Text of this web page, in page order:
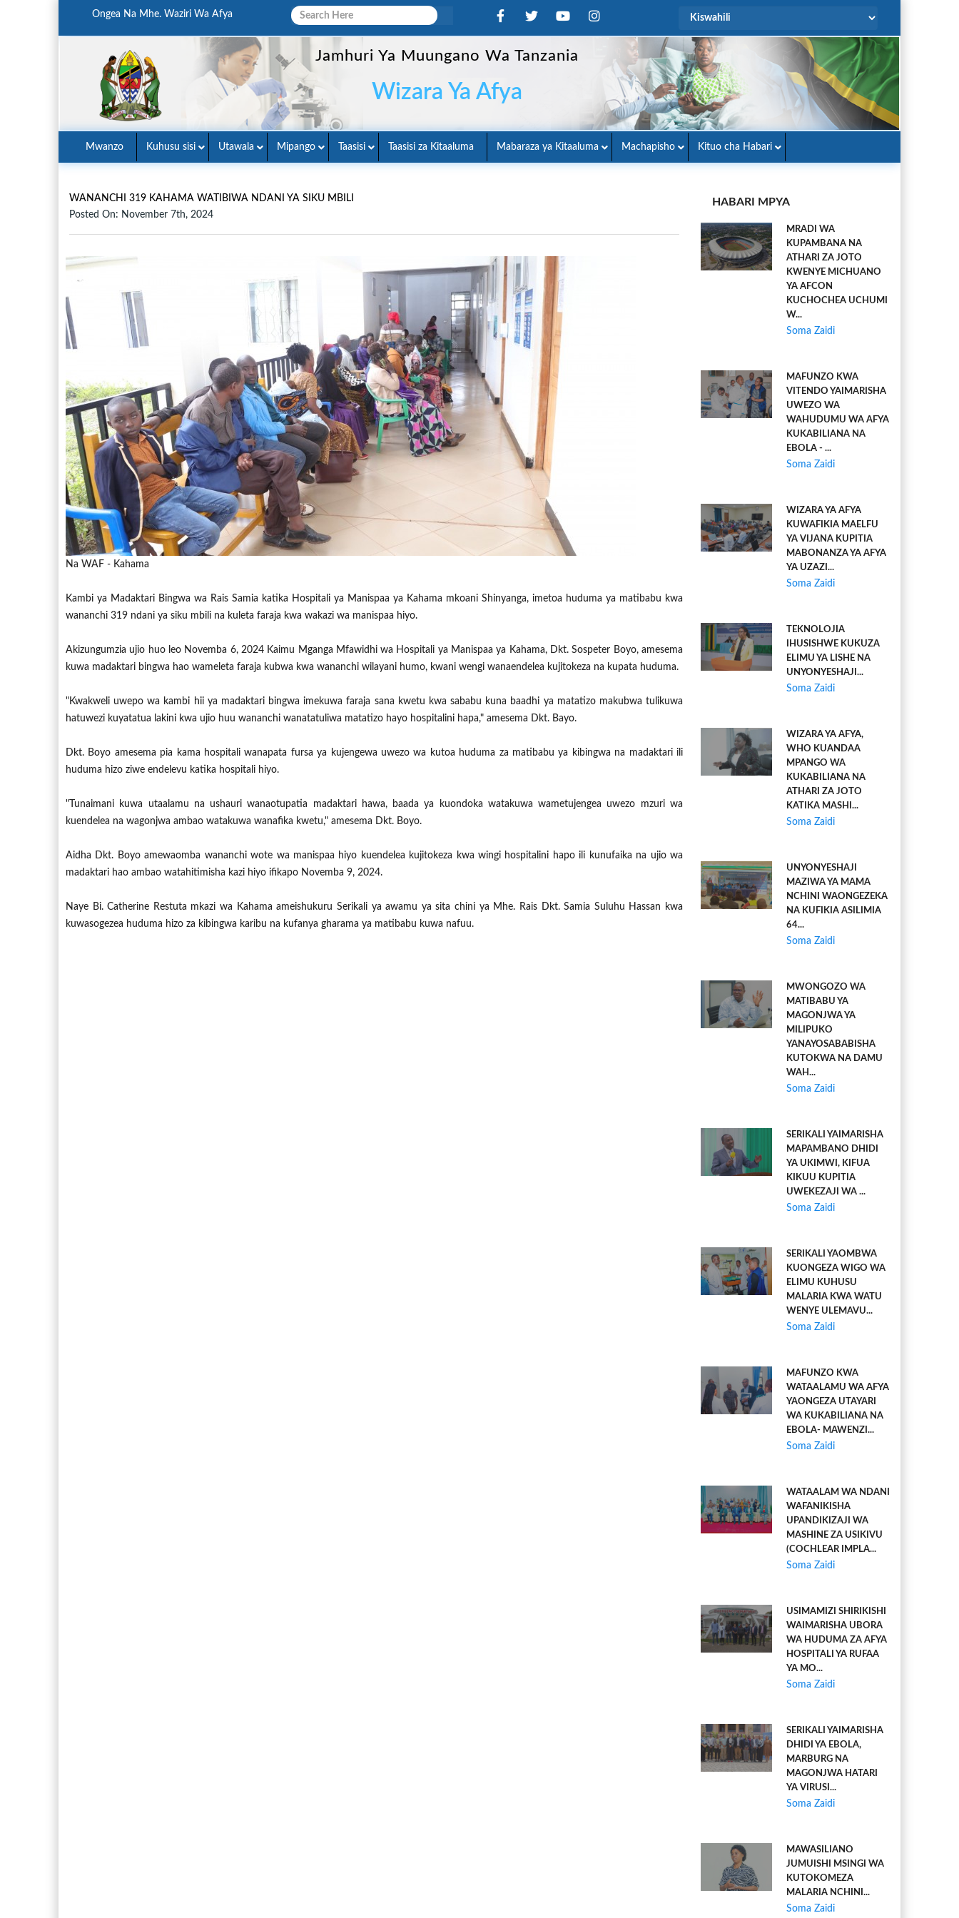
Ongea Na Mhe. Waziri Wa Afya
Jamhuri Ya Muungano Wa Tanzania
Wizara Ya Afya
Mwanzo Kuhusu sisi Utawala Mipango Taasisi Taasisi za Kitaaluma Mabaraza ya Kitaaluma Machapisho Kituo cha Habari
WANANCHI 319 KAHAMA WATIBIWA NDANI YA SIKU MBILI
Posted On: November 7th, 2024
Na WAF - Kahama
Kambi ya Madaktari Bingwa wa Rais Samia katika Hospitali ya Manispaa ya Kahama mkoani Shinyanga, imetoa huduma ya matibabu kwa
wananchi 319 ndani ya siku mbili na kuleta faraja kwa wakazi wa manispaa hiyo.
Akizungumzia ujio huo leo Novemba 6, 2024 Kaimu Mganga Mfawidhi wa Hospitali ya Manispaa ya Kahama, Dkt. Sospeter Boyo, amesema
kuwa madaktari bingwa hao wameleta faraja kubwa kwa wananchi wilayani humo, kwani wengi wanaendelea kujitokeza na kupata huduma.
"Kwakweli uwepo wa kambi hii ya madaktari bingwa imekuwa faraja sana kwetu kwa sababu kuna baadhi ya matatizo makubwa tulikuwa
hatuwezi kuyatatua lakini kwa ujio huu wananchi wanatatuliwa matatizo hayo hospitalini hapa," amesema Dkt. Bayo.
Dkt. Boyo amesema pia kama hospitali wanapata fursa ya kujengewa uwezo wa kutoa huduma za matibabu ya kibingwa na madaktari ili
huduma hizo ziwe endelevu katika hospitali hiyo.
"Tunaimani kuwa utaalamu na ushauri wanaotupatia madaktari hawa, baada ya kuondoka watakuwa wametujengea uwezo mzuri wa
kuendelea na wagonjwa ambao watakuwa wanafika kwetu," amesema Dkt. Boyo.
Aidha Dkt. Boyo amewaomba wananchi wote wa manispaa hiyo kuendelea kujitokeza kwa wingi hospitalini hapo ili kunufaika na ujio wa
madaktari hao ambao watahitimisha kazi hiyo ifikapo Novemba 9, 2024.
Naye Bi. Catherine Restuta mkazi wa Kahama ameishukuru Serikali ya awamu ya sita chini ya Mhe. Rais Dkt. Samia Suluhu Hassan kwa
kuwasogezea huduma hizo za kibingwa karibu na kufanya gharama ya matibabu kuwa nafuu.
HABARI MPYA
MRADI WA
KUPAMBANA NA
ATHARI ZA JOTO
KWENYE MICHUANO
YA AFCON
KUCHOCHEA UCHUMI
W...
Soma Zaidi
MAFUNZO KWA
VITENDO YAIMARISHA
UWEZO WA
WAHUDUMU WA AFYA
KUKABILIANA NA
EBOLA - ...
Soma Zaidi
WIZARA YA AFYA
KUWAFIKIA MAELFU
YA VIJANA KUPITIA
MABONANZA YA AFYA
YA UZAZI...
Soma Zaidi
TEKNOLOJIA
IHUSISHWE KUKUZA
ELIMU YA LISHE NA
UNYONYESHAJI...
Soma Zaidi
WIZARA YA AFYA,
WHO KUANDAA
MPANGO WA
KUKABILIANA NA
ATHARI ZA JOTO
KATIKA MASHI...
Soma Zaidi
UNYONYESHAJI
MAZIWA YA MAMA
NCHINI WAONGEZEKA
NA KUFIKIA ASILIMIA
64...
Soma Zaidi
MWONGOZO WA
MATIBABU YA
MAGONJWA YA
MILIPUKO
YANAYOSABABISHA
KUTOKWA NA DAMU
WAH...
Soma Zaidi
SERIKALI YAIMARISHA
MAPAMBANO DHIDI
YA UKIMWI, KIFUA
KIKUU KUPITIA
UWEKEZAJI WA ...
Soma Zaidi
SERIKALI YAOMBWA
KUONGEZA WIGO WA
ELIMU KUHUSU
MALARIA KWA WATU
WENYE ULEMAVU...
Soma Zaidi
MAFUNZO KWA
WATAALAMU WA AFYA
YAONGEZA UTAYARI
WA KUKABILIANA NA
EBOLA- MAWENZI...
Soma Zaidi
WATAALAM WA NDANI
WAFANIKISHA
UPANDIKIZAJI WA
MASHINE ZA USIKIVU
(COCHLEAR IMPLA...
Soma Zaidi
USIMAMIZI SHIRIKISHI
WAIMARISHA UBORA
WA HUDUMA ZA AFYA
HOSPITALI YA RUFAA
YA MO...
Soma Zaidi
SERIKALI YAIMARISHA
DHIDI YA EBOLA,
MARBURG NA
MAGONJWA HATARI
YA VIRUSI...
Soma Zaidi
MAWASILIANO
JUMUISHI MSINGI WA
KUTOKOMEZA
MALARIA NCHINI...
Soma Zaidi